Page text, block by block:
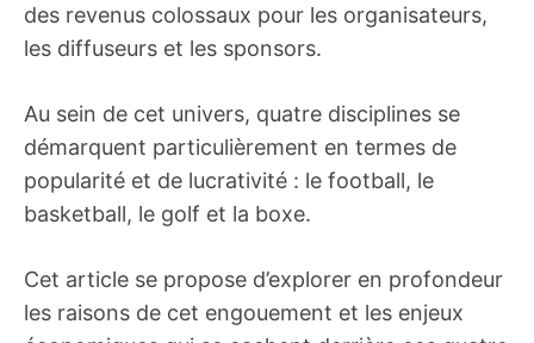
des revenus colossaux pour les organisateurs,
les diffuseurs et les sponsors.
Au sein de cet univers, quatre disciplines se
démarquent particulièrement en termes de
popularité et de lucrativité : le football, le
basketball, le golf et la boxe.
Cet article se propose d’explorer en profondeur
les raisons de cet engouement et les enjeux